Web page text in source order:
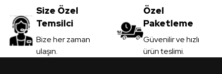
Gönder
3.450,00TL
KDV Dahil
Sipariş Ver
Size Özel
Temsilci
Bize her zaman
ulaşın.
Özel
Paketleme
Güvenilir ve hızlı
ürün teslimi.